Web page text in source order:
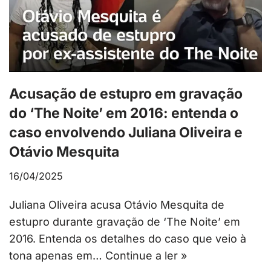
Acusação de estupro em gravação
do ‘The Noite’ em 2016: entenda o
caso envolvendo Juliana Oliveira e
Otávio Mesquita
16/04/2025
Juliana Oliveira acusa Otávio Mesquita de
estupro durante gravação de ‘The Noite’ em
2016. Entenda os detalhes do caso que veio à
tona apenas em… Continue a ler »